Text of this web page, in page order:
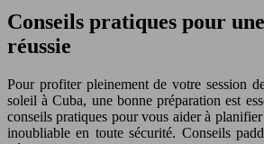
Conseils pratiques pour
réussie
Pour profiter pleinement de votre session
soleil à Cuba, une bonne préparation est
conseils pratiques pour vous aider à
inoubliable en toute sécurité. Conseils